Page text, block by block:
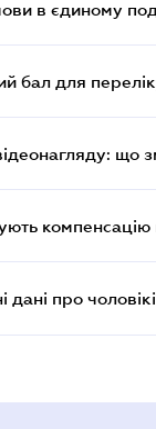
в єдиному
бал для
що
компенсацію
про